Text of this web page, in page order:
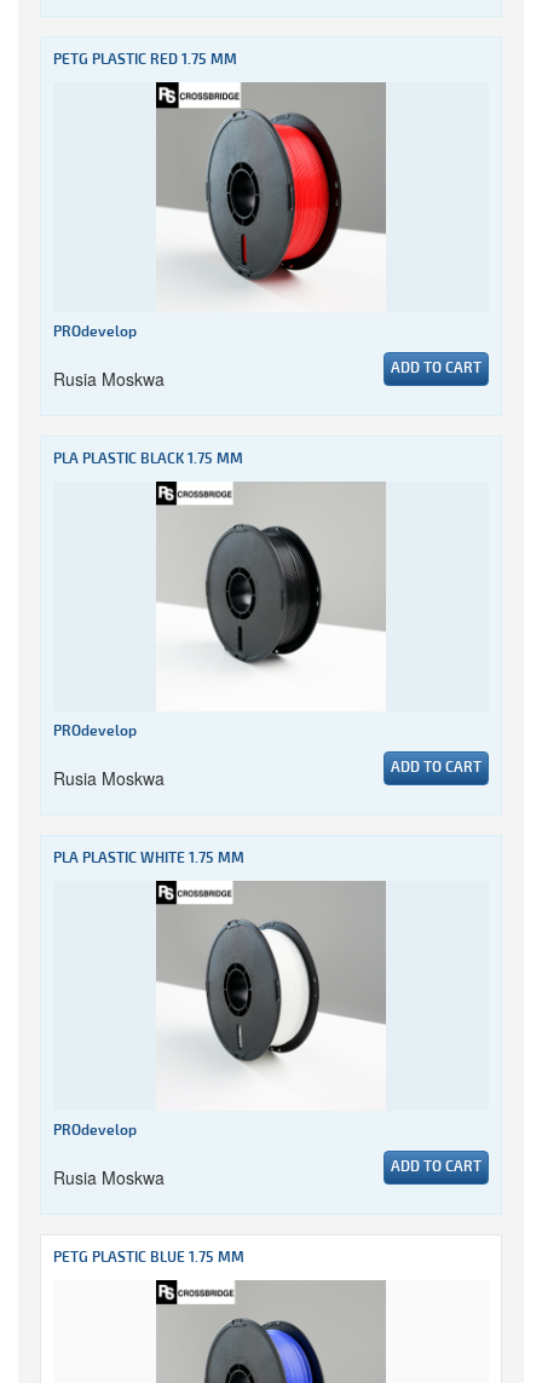
PETG PLASTIC RED 1.75 MM
PROdevelop
Rusia Moskwa ADD TO CART
PLA PLASTIC BLACK 1.75 MM
PROdevelop
Rusia Moskwa ADD TO CART
PLA PLASTIC WHITE 1.75 MM
PROdevelop
Rusia Moskwa ADD TO CART
PETG PLASTIC BLUE 1.75 MM